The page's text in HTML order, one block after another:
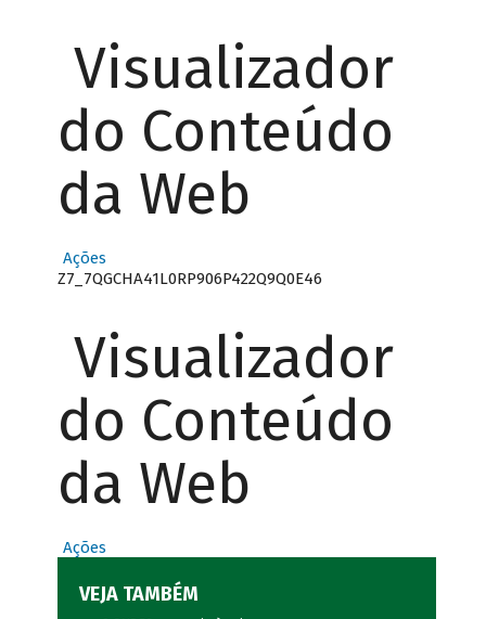
Visualizador
do Conteúdo
da Web
Ações
Z7_7QGCHA41L0RP906P422Q9Q0E46
Visualizador
do Conteúdo
da Web
Ações
VEJA TAMBÉM